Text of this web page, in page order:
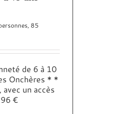
, 85
de 6 à 10
Onchères * *
un accès
€